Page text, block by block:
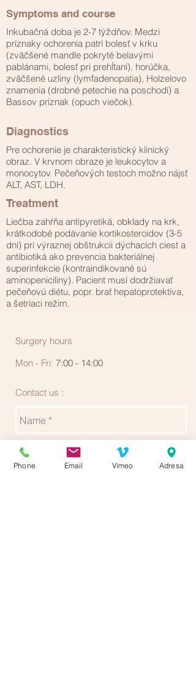
Symptoms and course
Inkubačná doba je 2-7 týždňov. Medzi
príznaky ochorenia patrí bolesť v krku
(zväčšené mandle pokryté belavými
pablánami, bolesť pri prehĺtaní), horúčka,
zväčšené uzliny (lymfadenopatia), Holzelovo
znamenia (drobné petechie na poschodí) a
Bassov príznak (opuch viečok).
Diagnostics
Pre ochorenie je charakteristický klinický
obraz. V krvnom obraze je leukocytov a
monocytov. Pečeňových testoch možno nájsť
ALT, AST, LDH.
Treatment
Liečba zahŕňa antipyretiká, obklady na krk,
krátkodobé podávanie kortikosteroidov (3-5
dní) pri výraznej obštrukcii dýchacích ciest a
antibiotiká ako prevencia bakteriálnej
superinfekcie (kontraindikované sú
aminopenicilíny). Pacient musí dodržiavať
pečeňovú diétu, popr. brať hepatoprotektíva,
a šetriaci režim.
Contact us :
Surgery hours
Mon - Fri: 7:00 - 14:00
Phone Email Vimeo Adresa